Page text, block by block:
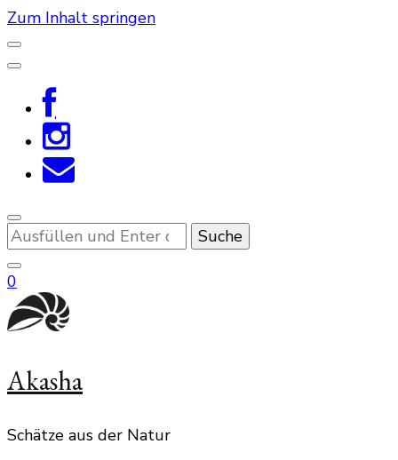
Zum Inhalt springen
Suchst
du
nach
etwas?
0
Akasha
Schätze aus der Natur